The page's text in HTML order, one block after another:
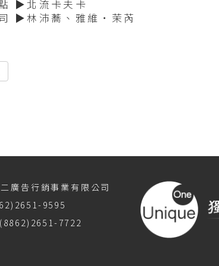
▶️北流卡夫卡
▶️林沛蕎、雅維·茉芮
廣告行銷事業有限公司
9595
7722